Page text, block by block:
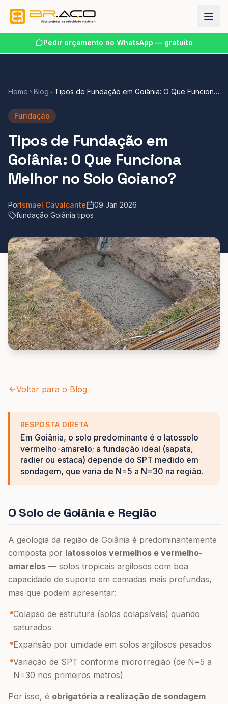
Pedir orçamento no WhatsApp — gratuito
Home Blog
Tipos de Fundação em Goiânia: O Que Funciona
Fundação
Tipos de Fundação em
Goiânia: O Que Funciona
Melhor no Solo Goiano?
PorIsmael Cavalcante
09 Jan 2026
fundação Goiânia tipos
Voltar para o Blog
RESPOSTA DIRETA
Em Goiânia, o solo predominante é o latossolo
vermelho-amarelo; a fundação ideal (sapata,
radier ou estaca) depende do SPT medido em
sondagem, que varia de N=5 a N=30 na região.
O Solo de Goiânia e Região
A geologia da região de Goiânia é predominantemente
composta por latossolos vermelhos e vermelho-
amarelos — solos tropicais argilosos com boa
capacidade de suporte em camadas mais profundas,
mas que podem apresentar:
Colapso de estrutura (solos colapsíveis) quando
saturados
Expansão por umidade em solos argilosos pesados
Variação de SPT conforme microrregião (de N=5 a
N=30 nos primeiros metros)
Por isso, é obrigatória a realização de sondagem